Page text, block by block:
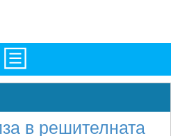
в решителната